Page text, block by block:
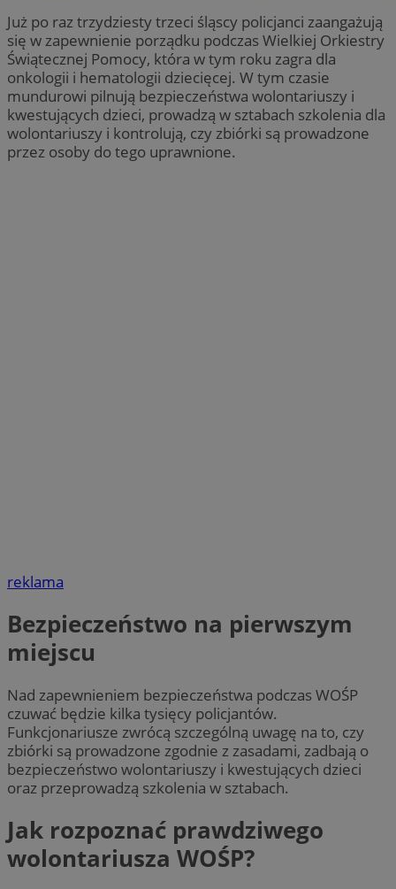
Już po raz trzydziesty trzeci śląscy policjanci zaangażują
się w zapewnienie porządku podczas Wielkiej Orkiestry
Świątecznej Pomocy, która w tym roku zagra dla
onkologii i hematologii dziecięcej. W tym czasie
mundurowi pilnują bezpieczeństwa wolontariuszy i
kwestujących dzieci, prowadzą w sztabach szkolenia dla
wolontariuszy i kontrolują, czy zbiórki są prowadzone
przez osoby do tego uprawnione.
reklama
Bezpieczeństwo na pierwszym
miejscu
Nad zapewnieniem bezpieczeństwa podczas WOŚP
czuwać będzie kilka tysięcy policjantów.
Funkcjonariusze zwrócą szczególną uwagę na to, czy
zbiórki są prowadzone zgodnie z zasadami, zadbają o
bezpieczeństwo wolontariuszy i kwestujących dzieci
oraz przeprowadzą szkolenia w sztabach.
Jak rozpoznać prawdziwego
wolontariusza WOŚP?